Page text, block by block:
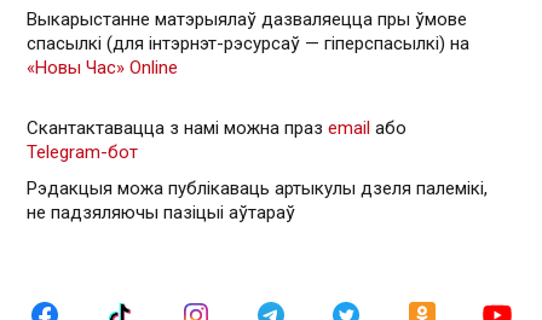
Выкарыстанне матэрыялаў дазваляецца пры ўмове
спасылкі (для інтэрнэт-рэсурсаў — гiперспасылкi) на
«Новы Час» Online
Скантактавацца з намі можна праз email або
Telegram-бот
Рэдакцыя можа публікаваць артыкулы дзеля палемікі,
не падзяляючы пазіцыі аўтараў